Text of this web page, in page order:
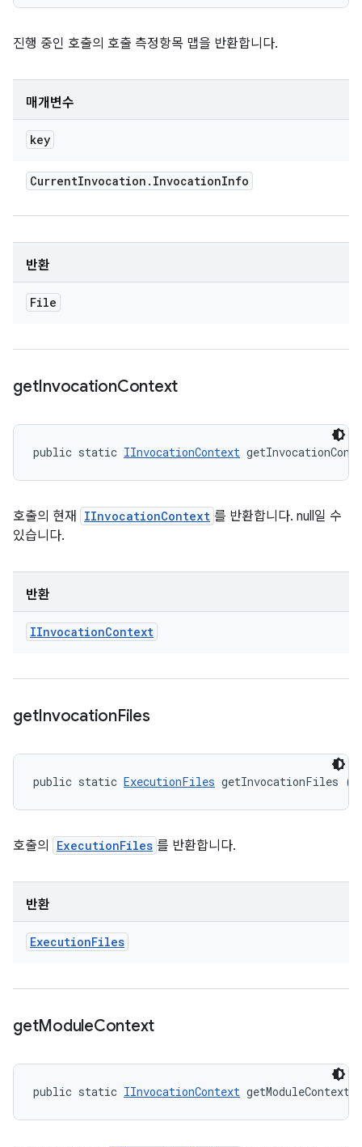
진행 중인 호출의 호출 측정항목 맵을 반환합니다.
매개변수
key
CurrentInvocation . InvocationInfo
반환
File
getInvocationContext
public static IInvocationContext
호출의 현재 IInvocationContext 를 반환합니다. null일 수
있습니다.
반환
IInvocationContext
getInvocationFiles
public static ExecutionFiles getInvocationFiles ()
호출의 ExecutionFiles 를 반환합니다.
반환
ExecutionFiles
getModuleContext
public static IInvocationContext getModuleContext